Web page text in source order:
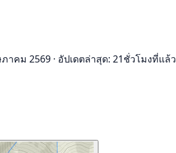
าคม 2569 · อัปเดตล่าสุด: 21ชั่วโมงที่แล้ว